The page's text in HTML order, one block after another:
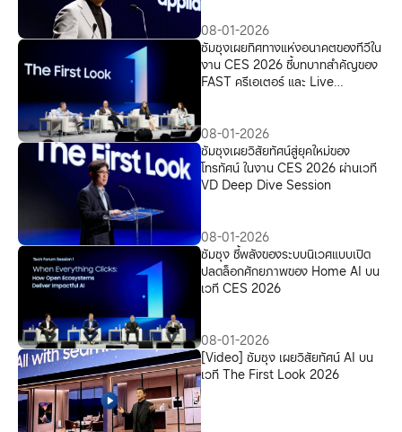
08-01-2026
ซัมซุงเผยทิศทางแห่งอนาคตของทีวีใน
งาน CES 2026 ชี้บทบาทสำคัญของ
FAST ครีเอเตอร์ และ Live
08-01-2026
ซัมซุงเผยวิสัยทัศน์สู่ยุคใหม่ของ
โทรทัศน์ ในงาน CES 2026 ผ่านเวที
VD Deep Dive Session
08-01-2026
ซัมซุง ชี้พลังของระบบนิเวศแบบเปิด
ปลดล็อกศักยภาพของ Home AI บน
เวที CES 2026
08-01-2026
[Video] ซัมซุง เผยวิสัยทัศน์ AI บน
เวที The First Look 2026